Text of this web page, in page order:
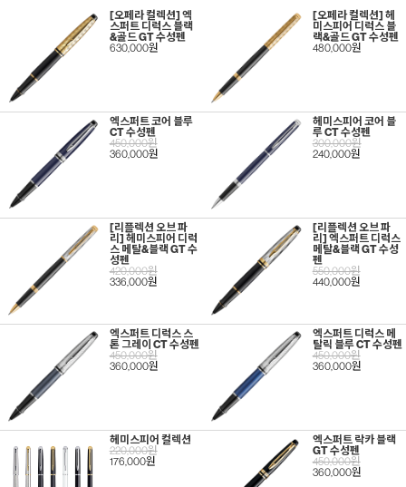
[오페라 컬렉션] 엑
스퍼트 디럭스 블랙
&골드 GT 수성펜
630,000원
[오페라 컬렉션] 헤
미스피어 디럭스 블
랙&골드 GT 수성펜
480,000원
엑스퍼트 코어 블루
CT 수성펜
450,000원
360,000원
헤미스피어 코어 블
루 CT 수성펜
300,000원
240,000원
[리플렉션 오브 파
리] 헤미스피어 디럭
스 메탈&블랙 GT 수
성펜
420,000원
336,000원
[리플렉션 오브 파
리] 엑스퍼트 디럭스
메탈&블랙 GT 수성
펜
550,000원
440,000원
엑스퍼트 디럭스 스
톤 그레이 CT 수성펜
450,000원
360,000원
엑스퍼트 디럭스 메
탈릭 블루 CT 수성펜
450,000원
360,000원
헤미스피어 컬렉션
220,000원
176,000원
엑스퍼트 락카 블랙
GT 수성펜
450,000원
360,000원